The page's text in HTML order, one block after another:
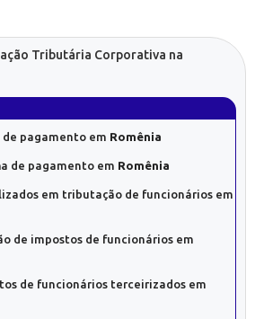
Tributária Corporativa na
de pagamento em Romênia
de pagamento em Romênia
em tributação de funcionários em
de impostos de funcionários em
de funcionários terceirizados em